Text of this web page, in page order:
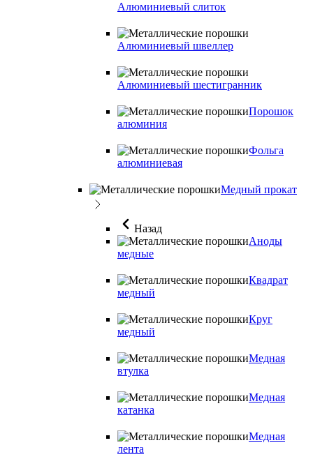
Алюминиевый слиток
Алюминиевый швеллер
Алюминиевый шестигранник
Порошок
алюминия
Фольга
алюминиевая
Медный прокат
Назад
Аноды
медные
Квадрат
медный
Круг
медный
Медная
втулка
Медная
катанка
Медная
лента